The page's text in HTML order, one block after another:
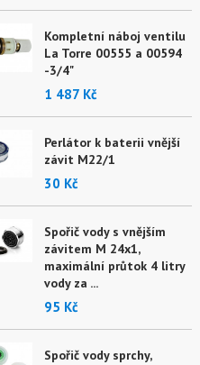
Kompletní náboj ventilu
La Torre 00555 a 00594
-3/4"
1 487 Kč
Perlátor k baterii vnější
závit M22/1
30 Kč
Spořič vody s vnějším
závitem M 24x1,
maximální průtok 4 litry
vody za ...
95 Kč
Spořič vody sprchy,